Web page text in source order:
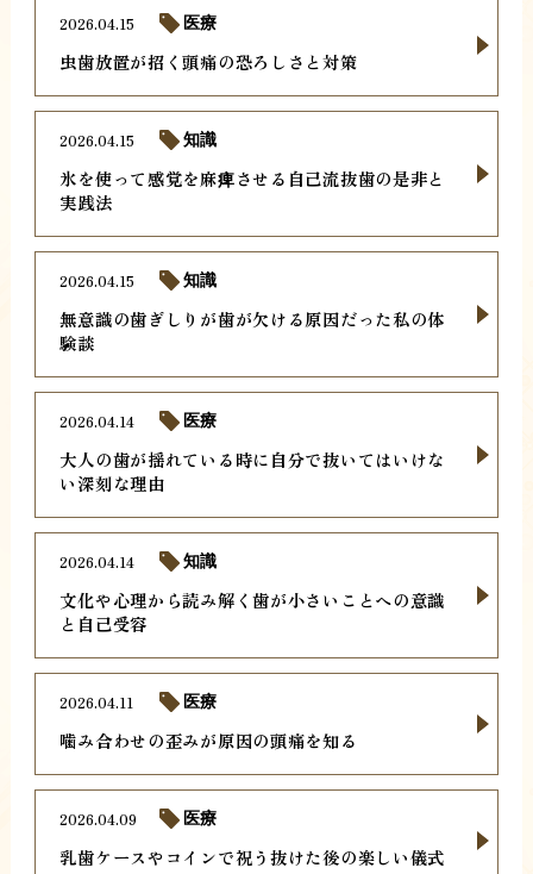
虫歯放置が招く頭痛の恐ろしさと対策
2026.04.15 医療
氷を使って感覚を麻痺させる自己流抜歯の是非と
実践法
2026.04.15 知識
無意識の歯ぎしりが歯が欠ける原因だった私の体
験談
2026.04.15 知識
大人の歯が揺れている時に自分で抜いてはいけな
い深刻な理由
2026.04.14 医療
文化や心理から読み解く歯が小さいことへの意識
と自己受容
2026.04.14 知識
噛み合わせの歪みが原因の頭痛を知る
2026.04.11 医療
乳歯ケースやコインで祝う抜けた後の楽しい儀式
2026.04.09 医療